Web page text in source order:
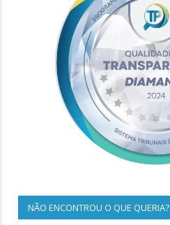
NÃO ENCONTROU O QUE QUERIA?